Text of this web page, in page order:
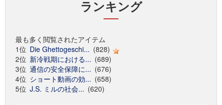
ランキング
最も多く閲覧されたアイテム
1位 Die Ghettogeschi... (828)
2位 新冷戦期における... (689)
3位 通信の安全保障に... (676)
4位 ショート動画の効... (658)
5位 J.S. ミルの社会... (620)